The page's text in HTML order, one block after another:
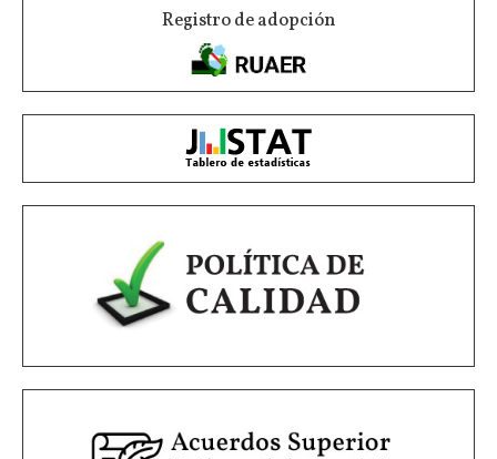
Registro de adopción